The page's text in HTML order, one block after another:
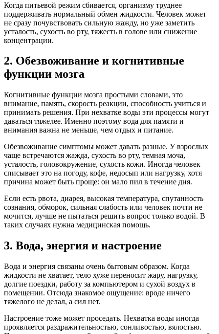
Когда питьевой режим сбивается, организму труднее
поддерживать нормальный обмен жидкости. Человек может
не сразу почувствовать сильную жажду, но уже заметить
усталость, сухость во рту, тяжесть в голове или снижение
концентрации.
2. Обезвоживание и когнитивные
функции мозга
Когнитивные функции мозга простыми словами, это
внимание, память, скорость реакции, способность учиться и
принимать решения. При нехватке воды эти процессы могут
даваться тяжелее. Именно поэтому вода для памяти и
внимания важна не меньше, чем отдых и питание.
Обезвоживание симптомы может давать разные. У взрослых
чаще встречаются жажда, сухость во рту, темная моча,
усталость, головокружение, сухость кожи. Иногда человек
списывает это на погоду, кофе, недосып или нагрузку, хотя
причина может быть проще: он мало пил в течение дня.
Если есть рвота, диарея, высокая температура, спутанность
сознания, обморок, сильная слабость или человек почти не
мочится, лучше не пытаться решить вопрос только водой. В
таких случаях нужна медицинская помощь.
3. Вода, энергия и настроение
Вода и энергия связаны очень бытовым образом. Когда
жидкости не хватает, тело хуже переносит жару, нагрузку,
долгие поездки, работу за компьютером и сухой воздух в
помещении. Отсюда знакомое ощущение: вроде ничего
тяжелого не делал, а сил нет.
Настроение тоже может проседать. Нехватка воды иногда
проявляется раздражительностью, сонливостью, вялостью.